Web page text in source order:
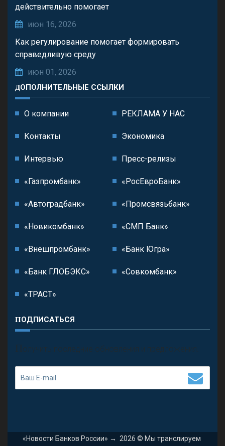
действительно помогает
июн 16, 2026
Как регулирование помогает формировать
справедливую среду
июн 01, 2026
ДОПОЛНИТЕЛЬНЫЕ ССЫЛКИ
О компании РЕКЛАМА У НАС
Контакты Экономика
Интервью Пресс-релизы
«Газпромбанк» «РосЕвроБанк»
«Автоградбанк» «Промсвязьбанк»
«Новикомбанк» «СМП Банк»
«Внешпромбанк» «Банк Югра»
«Банк ГЛОБЭКС» «Совкомбанк»
«ТРАСТ»
ПОДПИСАТЬСЯ
П олучить последние обновления и предложения.
«Новости Банков России» → 2026 © Мы транслируем